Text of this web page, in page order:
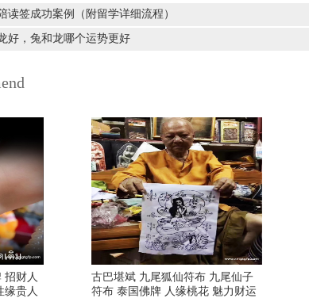
读签成功案例（附留学详细流程）
好，兔和龙哪个运势更好
招财人
缘贵人
古巴堪斌 九尾狐仙符布 九尾仙子
符布 泰国佛牌 人缘桃花 魅力财运